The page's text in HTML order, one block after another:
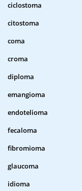
ciclostoma
citostoma
coma
croma
diploma
emangioma
endotelioma
fecaloma
fibromioma
glaucoma
idioma